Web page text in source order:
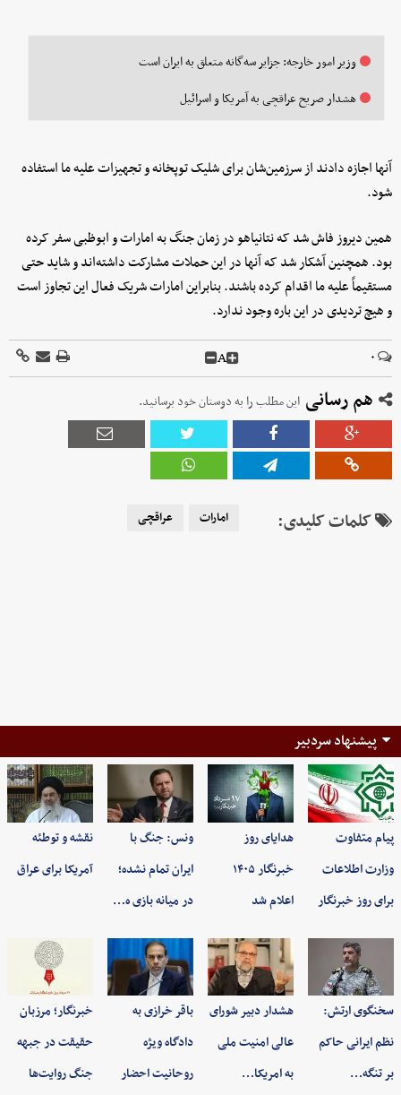
وزیر امور خارجه: جزایر سه‌گانه متعلق به ایران است
هشدار صریح عراقچی به آمریکا و اسرائیل
آنها اجازه دادند از سرزمین‌شان برای شلیک توپخانه و تجهیزات علیه ما استفاده
شود.
همین دیروز فاش شد که نتانیاهو در زمان جنگ به امارات و ابوظبی سفر کرده
بود. همچنین آشکار شد که آنها در این حملات مشارکت داشته‌اند و شاید حتی
مستقیماً علیه ما اقدام کرده باشند. بنابراین امارات شریک فعال این تجاوز است
و هیچ تردیدی در این باره وجود ندارد.
۰ A
هم رسانی این مطلب را به دوستان خود برسانید.
کلمات کلیدی: امارات عراقچی
پیشنهاد سردبیر
پیام متفاوت
وزارت اطلاعات
برای روز خبرنگار
هدایای روز
خبرنگار ۱۴۰۵
اعلام شد
ونس: جنگ با
ایران تمام نشده؛
در میانه بازی ه…
نقشه و توطئه
آمریکا برای عراق
سخنگوی ارتش:
نظم ایرانی حاکم
بر تنگه…
هشدار دبیر شورای
عالی امنیت ملی
به امریکا…
باقر خرازی به
دادگاه ویژه
روحانیت احضار
خبرنگار؛ مرزبان
حقیقت در جبهه
جنگ روایت‌ها